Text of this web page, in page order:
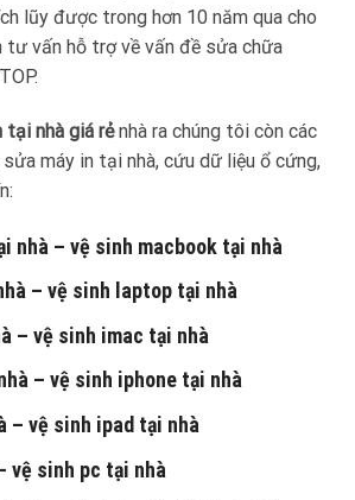
lũy được trong hơn 10 năm qua cho
tư vấn hỗ trợ về vấn đề sửa chữa
tại nhà giá rẻnhà ra chúng tôi còn các
máy in tại nhà, cứu dữ liệu ổ cứng,
nhà – vệ sinh macbook tại nhà
– vệ sinh laptop tại nhà
– vệ sinh imac tại nhà
– vệ sinh iphone tại nhà
– vệ sinh ipad tại nhà
vệ sinh pc tại nhà